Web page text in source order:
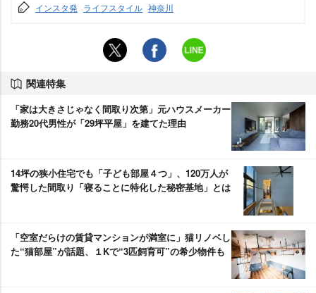
インスタ発 ライフスタイル 神奈川
関連特集
「家は大きさじゃなく間取り次第」元ハウスメーカー
勤務20代男性が「29坪平屋」を建てた理由
14坪の狭小住宅でも「子ども部屋４つ」、120万人が
驚愕した間取り「寝ることに特化した秘密基地」とは
「空室だらけの賃貸マンションが満室に」猫リノベし
た“猫部屋”が話題、１Kで“3匹飼育可”の希少物件も